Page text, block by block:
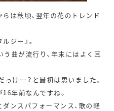
は秋頃、翌年の花のトレンド
ジー』。
う曲が流行り、年末にはよく耳
け…？と最初は思いました。
年前なんですね。
ンスパフォーマンス、歌の軽